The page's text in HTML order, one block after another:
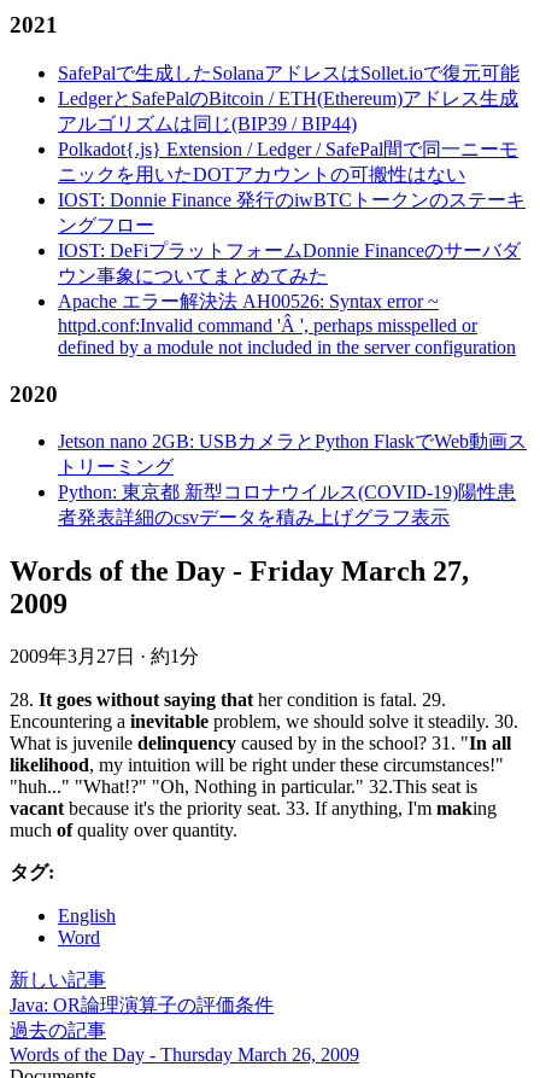
2021
SafePalで生成したSolanaアドレスはSollet.ioで復元可能
LedgerとSafePalのBitcoin / ETH(Ethereum)アドレス生成
アルゴリズムは同じ(BIP39 / BIP44)
Polkadot{.js} Extension / Ledger / SafePal間で同一ニーモ
ニックを用いたDOTアカウントの可搬性はない
IOST: Donnie Finance 発行のiwBTCトークンのステーキ
ングフロー
IOST: DeFiプラットフォームDonnie Financeのサーバダ
ウン事象についてまとめてみた
Apache エラー解決法 AH00526: Syntax error ~
httpd.conf:Invalid command 'Â ', perhaps misspelled or
defined by a module not included in the server configuration
2020
Jetson nano 2GB: USBカメラとPython FlaskでWeb動画ス
トリーミング
Python: 東京都 新型コロナウイルス(COVID-19)陽性患
者発表詳細のcsvデータを積み上げグラフ表示
Words of the Day - Friday March 27,
2009
2009年3月27日 · 約1分
28. It goes without saying that her condition is fatal. 29.
Encountering a inevitable problem, we should solve it steadily. 30.
What is juvenile delinquency caused by in the school? 31. "In all
likelihood, my intuition will be right under these circumstances!"
"huh..." "What!?" "Oh, Nothing in particular." 32.This seat is
vacant because it's the priority seat. 33. If anything, I'm making
much ofquality over quantity.
タグ:
English
Word
新しい記事
Java: OR論理演算子の評価条件
過去の記事
Words of the Day - Thursday March 26, 2009